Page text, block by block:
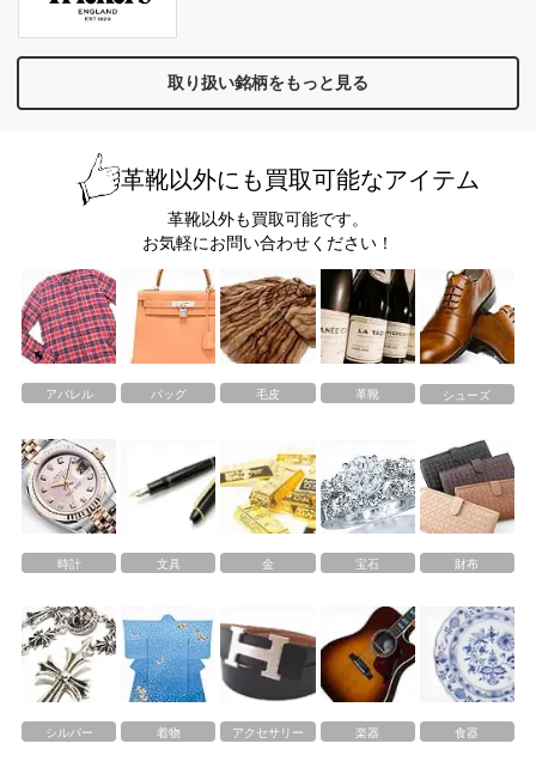
取り扱い銘柄をもっと見る
革靴以外にも買取可能なアイテム
革靴以外も買取可能です。
お気軽にお問い合わせください！
アパレル バッグ 毛皮 革靴 シューズ
時計 文具 金 宝石 財布
シルバー 着物 アクセサリー 楽器 食器